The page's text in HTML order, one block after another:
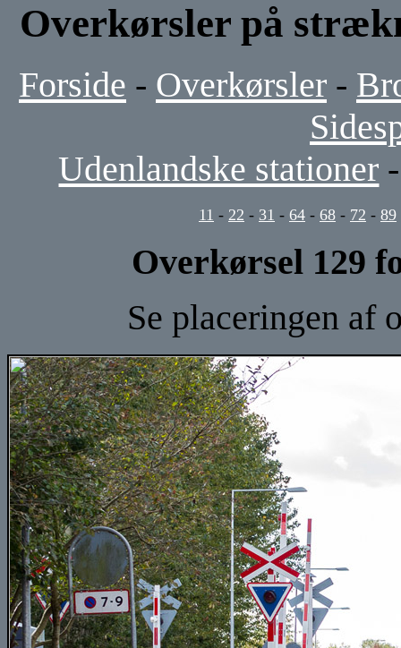
Overkørsler på
Forside - Overkørsler -
Udenlandske stationer
11 - 22 - 31 - 64 - 68 - 72 - 89
Overkørsel 129
Se placeringen af